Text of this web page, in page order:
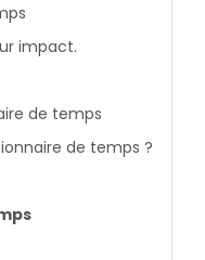
impact.
de temps
de temps ?